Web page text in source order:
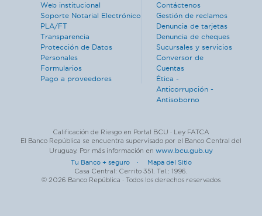
Web institucional
Soporte Notarial Electrónico
PLA/FT
Transparencia
Protección de Datos
Personales
Formularios
Pago a proveedores
Contáctenos
Gestión de reclamos
Denuncia de tarjetas
Denuncia de cheques
Sucursales y servicios
Conversor de
Cuentas
Ética -
Anticorrupción -
Antisoborno
Calificación de Riesgo en Portal BCU · Ley FATCA
El Banco República se encuentra supervisado por el Banco Central del
Uruguay. Por más información en www.bcu.gub.uy
Tu Banco + seguro · Mapa del Sitio
Casa Central: Cerrito 351. Tel.: 1996.
© 2026 Banco República · Todos los derechos reservados